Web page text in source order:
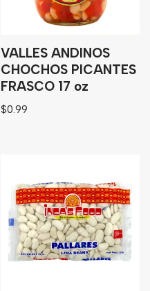
VALLES ANDINOS
CHOCHOS PICANTES
FRASCO 17 oz
$0.99